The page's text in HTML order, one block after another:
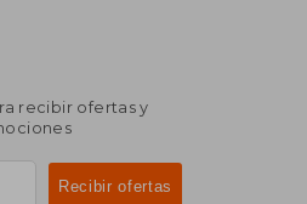
recibir ofertas y